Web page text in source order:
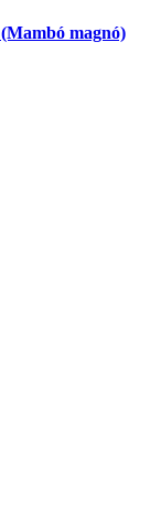
magnó)